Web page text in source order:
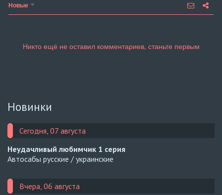
Новые
Новинки
Сегодня, 07 августа
Неудачливый любимчик 1 серия
Автосабы русские / украинские
Вчера, 06 августа